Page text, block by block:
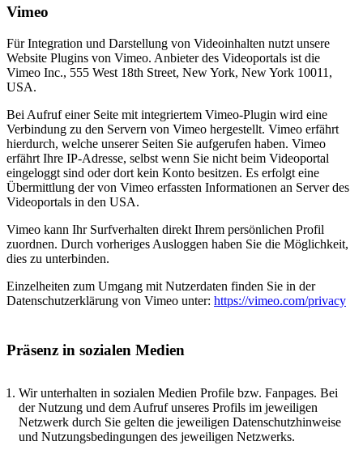
Vimeo
Für Integration und Darstellung von Videoinhalten nutzt unsere
Website Plugins von Vimeo. Anbieter des Videoportals ist die
Vimeo Inc., 555 West 18th Street, New York, New York 10011,
USA.
Bei Aufruf einer Seite mit integriertem Vimeo-Plugin wird eine
Verbindung zu den Servern von Vimeo hergestellt. Vimeo erfährt
hierdurch, welche unserer Seiten Sie aufgerufen haben. Vimeo
erfährt Ihre IP-Adresse, selbst wenn Sie nicht beim Videoportal
eingeloggt sind oder dort kein Konto besitzen. Es erfolgt eine
Übermittlung der von Vimeo erfassten Informationen an Server des
Videoportals in den USA.
Vimeo kann Ihr Surfverhalten direkt Ihrem persönlichen Profil
zuordnen. Durch vorheriges Ausloggen haben Sie die Möglichkeit,
dies zu unterbinden.
Einzelheiten zum Umgang mit Nutzerdaten finden Sie in der
Datenschutzerklärung von Vimeo unter: https://vimeo.com/privacy
Präsenz in sozialen Medien
Wir unterhalten in sozialen Medien Profile bzw. Fanpages. Bei
der Nutzung und dem Aufruf unseres Profils im jeweiligen
Netzwerk durch Sie gelten die jeweiligen Datenschutzhinweise
und Nutzungsbedingungen des jeweiligen Netzwerks.